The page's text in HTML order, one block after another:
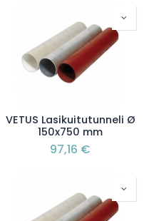
VETUS Lasikuitutunneli Ø
150x750 mm
97,16 €